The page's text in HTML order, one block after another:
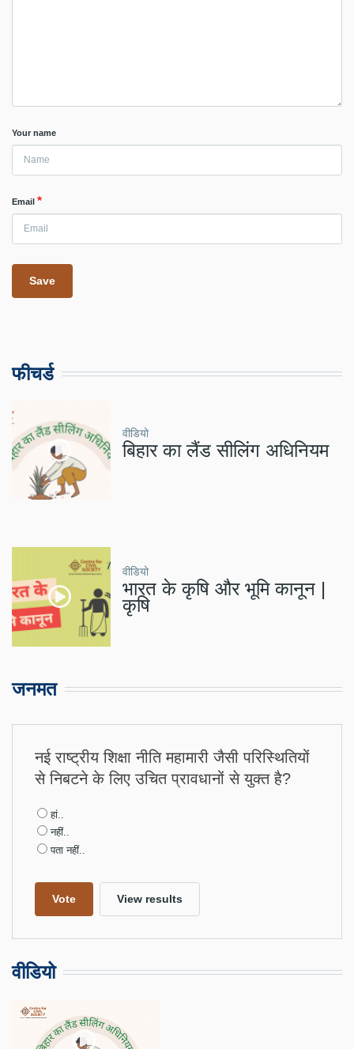
Your name
Email
फीचर्ड
वीडियो
बिहार का लैंड सीलिंग अधिनियम
वीडियो
भारत के कृषि और भूमि कानून |
कृषि
जनमत
नई राष्ट्रीय शिक्षा नीति महामारी जैसी परिस्थितियों
से निबटने के लिए उचित प्रावधानों से युक्त है?
Choices
हां..
नहीं..
पता नहीं..
वीडियो